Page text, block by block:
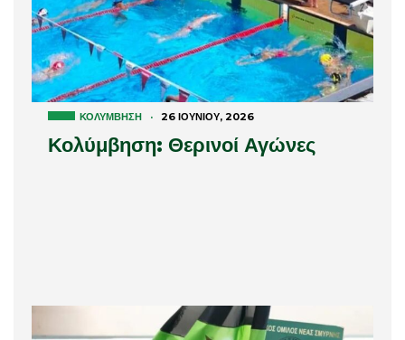
ΚΟΛΎΜΒΗΣΗ · 26 ΙΟΥΝΊΟΥ, 2026
Κολύμβηση: Θερινοί Αγώνες